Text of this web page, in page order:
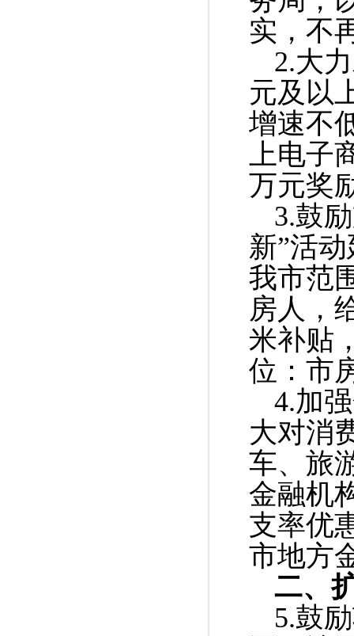
实，不
2.大
元及以
增速不
上电子
万元奖
3.鼓
新”活
我市范
房人，
米补贴
位：市
4.加
大对消
车、旅
金融机
支率优
市地方
二、
5.鼓